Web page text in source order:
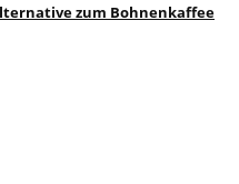
zum Bohnenkaffee